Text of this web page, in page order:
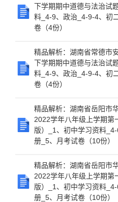
下学期期中道德与法治试
料_4-9、政治_4-9-4、初
卷（4份）
精品解析：湖南省常德市
下学期期中道德与法治试
料_4-9、政治_4-9-4、初
卷（4份）
精品解析：湖南省岳阳市
2022学年八年级上学期第
版）_1、初中学习资料
册_5、月考试卷（10份）
精品解析：湖南省岳阳市
2022学年八年级上学期第
版）_1、初中学习资料
册_5、月考试卷（10份）